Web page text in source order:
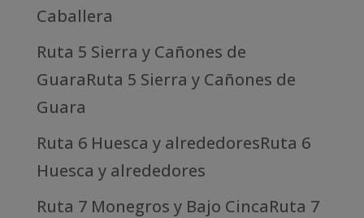
Caballera
Ruta 5 Sierra y Cañones de
GuaraRuta 5 Sierra y Cañones de
Guara
Ruta 6 Huesca y alrededoresRuta 6
Huesca y alrededores
Ruta 7 Monegros y Bajo CincaRuta 7